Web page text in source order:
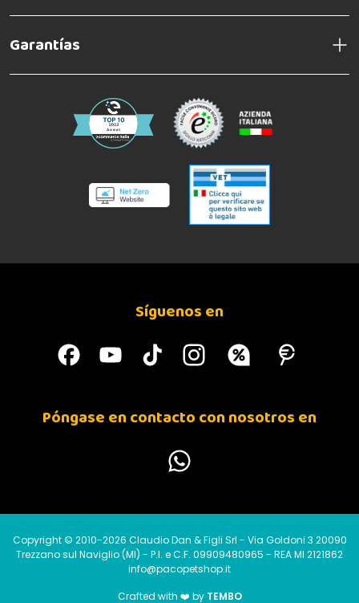
Garantías
Síguenos en
Póngase en contacto con nosotros en
Copyright © 2010-2026 Claudio Dan & Figli Srl - Via Goldoni 3 20090
Trezzano sul Naviglio (MI) - P.I. e C.F. 09909480965 - REA MI 2121862
info@pacopetshop.it
Crafted with ❤️ by TEMBO